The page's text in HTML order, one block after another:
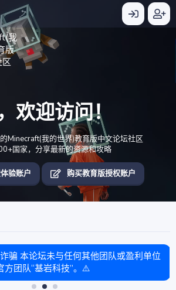
欢迎访问！
Minecraft(我的世界)教育版中文论坛社区
国家，分享最新的资源和攻略
验账户 购买教育版授权账户
骗 本论坛未与任何其他团队或盈利单位
方团队“基岩科技”。⚠️